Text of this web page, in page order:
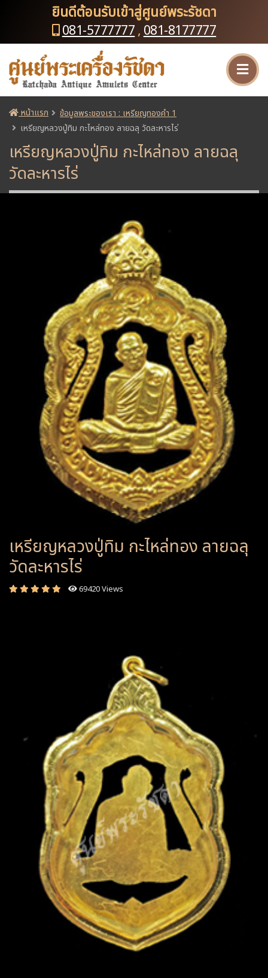
ยินดีต้อนรับเข้าสู่ศูนย์พระรัชดา
081-5777777, 081-8177777
หน้าแรก
ข้อมูลพระของเรา : เหรียญทองคำ 1
เหรียญหลวงปู่ทิม กะไหล่ทอง ลายฉลุ วัดละหารไร่
เหรียญหลวงปู่ทิม กะไหล่ทอง ลายฉลุ
วัดละหารไร่
เหรียญหลวงปู่ทิม กะไหล่ทอง ลายฉลุ
วัดละหารไร่
69420 Views